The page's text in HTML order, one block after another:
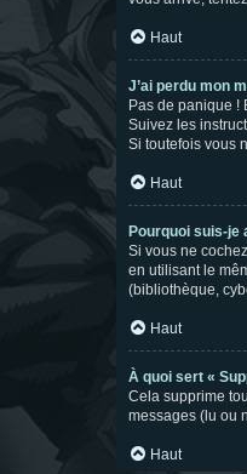
Haut
J’ai perdu mon
Pas de panique !
Suivez les
Si toutefois vous
Haut
Pourquoi suis-je
Si vous ne
en utilisant le
(bibliothèque,
Haut
À quoi sert «
Cela supprime
messages (lu ou
Haut